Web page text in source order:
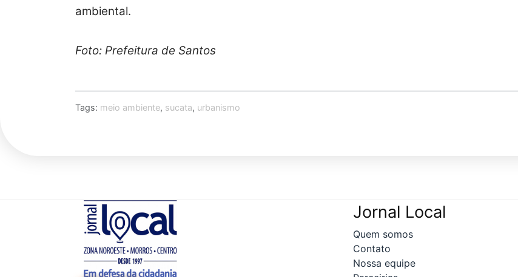
ambiental.
Foto: Prefeitura de Santos
Tags: meio ambiente, sucata, urbanismo
Jornal Local
Quem somos
Contato
Nossa equipe